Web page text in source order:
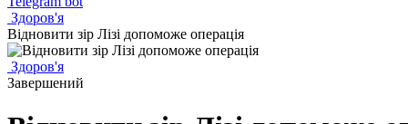
Здоров'я
Відновити зір Лізі допоможе операція
Здоров'я
Завершений